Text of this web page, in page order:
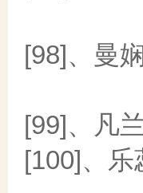
[98]、曼
[99]、凡
[100]、